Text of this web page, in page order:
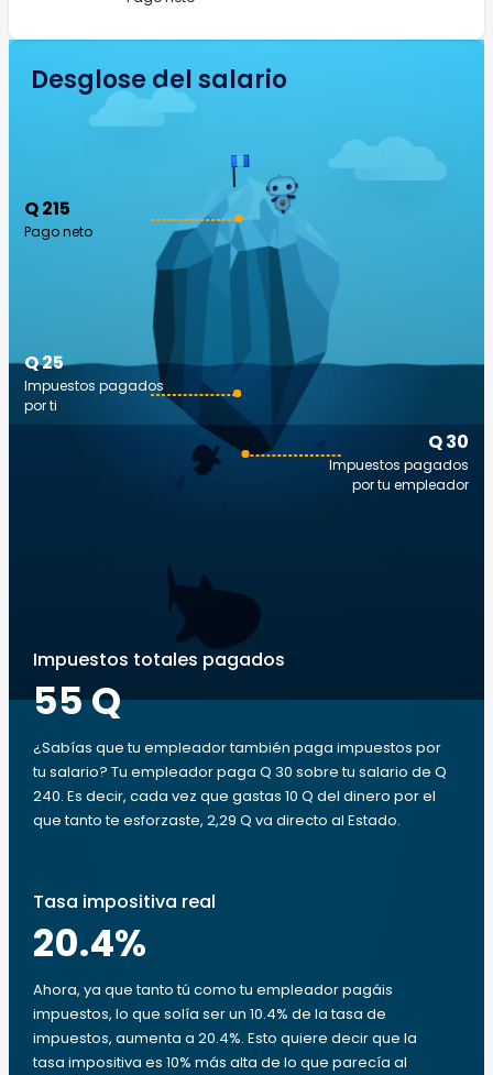
Desglose del salario
Q 215
Pago neto
Q 30
Impuestos pagados
por tu empleador
Q 25
Impuestos pagados
por ti
Impuestos totales pagados
55 Q
¿Sabías que tu empleador también paga impuestos por
tu salario? Tu empleador paga Q 30 sobre tu salario de Q
240. Es decir, cada vez que gastas 10 Q del dinero por el
que tanto te esforzaste, 2,29 Q va directo al Estado.
Tasa impositiva real
20.4%
Ahora, ya que tanto tú como tu empleador pagáis
impuestos, lo que solía ser un 10.4% de la tasa de
impuestos, aumenta a 20.4%. Esto quiere decir que la
tasa impositiva es 10% más alta de lo que parecía al